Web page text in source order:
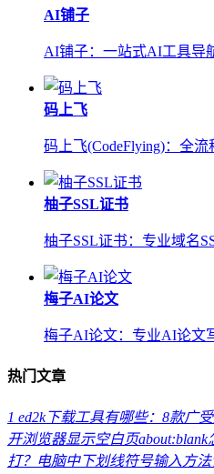
AI铺子
AI铺子：一站式AI工具导
码上飞
码上飞(CodeFlying)：全
柚子SSL证书
柚子SSL证书：专业域名
梅子AI论文
梅子AI论文：专业AI论文
热门文章
1 ed2k下载工具有哪些：8款广
开浏览器显示空白页about:blank
打？电脑中下划线符号输入方